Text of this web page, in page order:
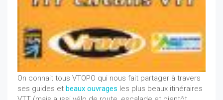
On connait tous VTOPO qui nous fait partager à travers
ses guides et beaux ouvrages les plus beaux itinéraires